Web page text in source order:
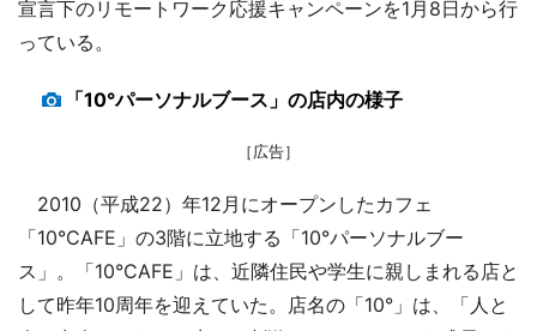
宣言下のリモートワーク応援キャンペーンを1月8日から行
っている。
「10°パーソナルブース」の店内の様子
［広告］
2010（平成22）年12月にオープンしたカフェ
「10°CAFE」の3階に立地する「10°パーソナルブー
ス」。「10°CAFE」は、近隣住民や学生に親しまれる店と
して昨年10周年を迎えていた。店名の「10°」は、「人と